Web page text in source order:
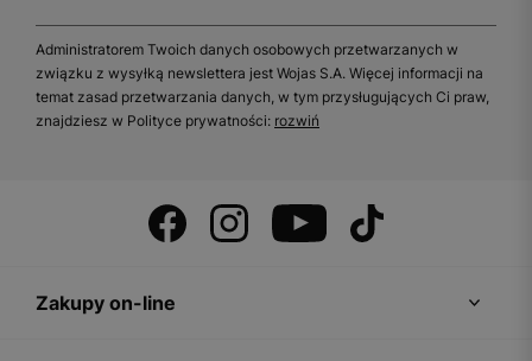
Administratorem Twoich danych osobowych przetwarzanych w
związku z wysyłką newslettera jest Wojas S.A. Więcej informacji na
temat zasad przetwarzania danych, w tym przysługujących Ci praw,
znajdziesz w Polityce prywatności: rozwiń
Zakupy on-line